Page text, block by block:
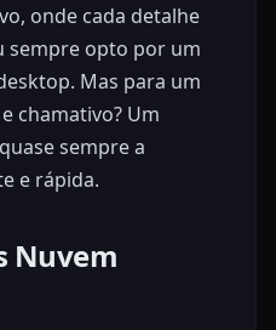
onde cada detalhe
sempre opto por um
Mas para um
chamativo? Um
sempre a
e rápida.
Nuvem